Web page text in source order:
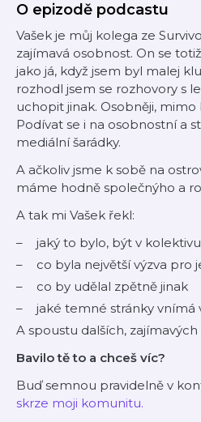
O epizodě podcastu
Vašek je můj kolega ze
zajímavá osobnost. On se
jako já, když jsem byl malej
rozhodl jsem se rozhovory s
uchopit jinak. Osobněji,
Podívat se i na osobnostní a
mediální šarádky.
A ačkoliv jsme k sobě na
máme hodně společnýho a
A tak mi Vašek řekl:
jaký to bylo, být v
co byla největší výzva pro
co by udělal zpětně jinak
jaké temné stránky vnímá
A spoustu dalších,
Bavilo tě to a chceš víc?
Buď semnou pravidelně v
skrze moji komunitu.